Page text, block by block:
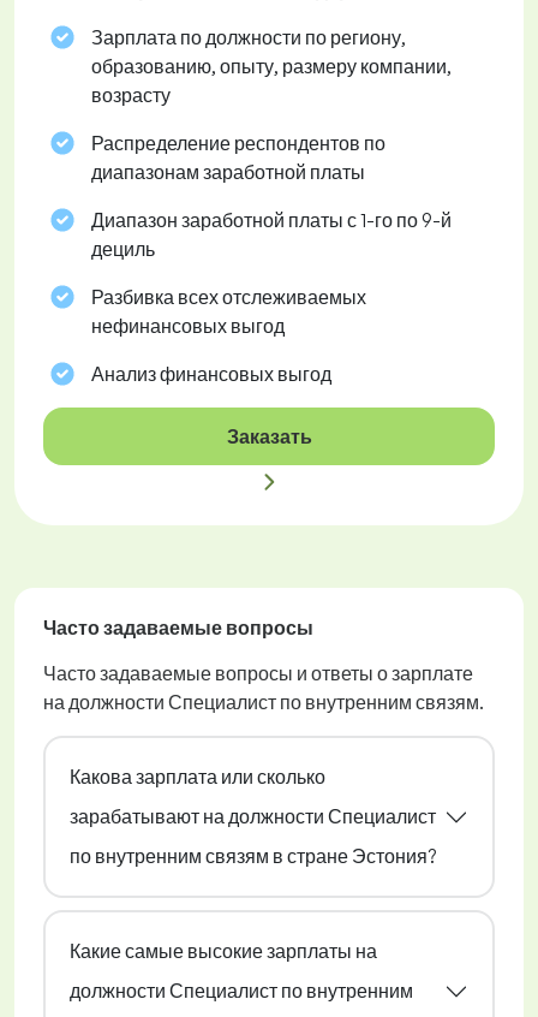
Зарплата по должности по региону,
образованию, опыту, размеру компании,
возрасту
Распределение респондентов по
диапазонам заработной платы
Диапазон заработной платы с 1-го по 9-й
дециль
Разбивка всех отслеживаемых
нефинансовых выгод
Анализ финансовых выгод
Заказать
Часто задаваемые вопросы
Часто задаваемые вопросы и ответы о зарплате
на должности Специалист по внутренним связям.
Какова зарплата или сколько
зарабатывают на должности Специалист
по внутренним связям в стране Эстония?
Какие самые высокие зарплаты на
должности Специалист по внутренним